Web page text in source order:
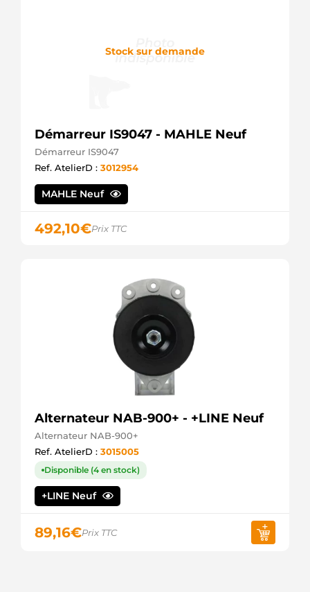
Stock sur demande
Démarreur IS9047 - MAHLE Neuf
Démarreur IS9047
Ref. AtelierD : 3012954
MAHLE Neuf
492,10€Prix TTC
Alternateur NAB-900+ - +LINE Neuf
Alternateur NAB-900+
Ref. AtelierD : 3015005
Disponible (4 en stock)
+LINE Neuf
89,16€Prix TTC